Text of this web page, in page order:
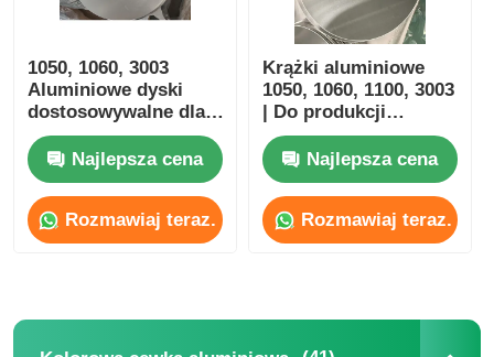
Wycieczka po fabryce
Kontrola jakości
Skontaktuj się z nami
1050, 1060, 3003
Aluminiowe dyski
dostosowywalne dla
LED-ów,
odblaskowych
substratów i
zarządzania
cieplnym.
Najlepsza cena
Rozmawiaj teraz.
Krążki aluminiowe
1050, 1060, 1100, 3003
| Do produkcji
puszek, tac, misek i
butelek aluminiowych
Najlepsza cena
Rozmawiaj teraz.